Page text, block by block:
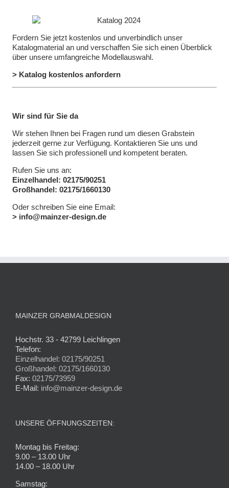
Fordern Sie jetzt kostenlos und unverbindlich unser
Katalogmaterial an und verschaffen Sie sich einen Überblick
über unsere umfangreiche Modellauswahl.
> Katalog kostenlos anfordern
Wir sind für Sie da
Wir stehen Ihnen bei Fragen rund um diesen Grabstein
jederzeit gerne zur Verfügung. Kontaktieren Sie uns und
lassen Sie sich professionell und kompetent beraten.
Rufen Sie uns an:
Einzelhandel: 02175/90251
Großhandel: 02175/1660130
Oder schreiben Sie eine Email:
> info@mainzer-design.de
MAINZER GRABMALDESIGN
Hochstr. 33 - 42799 Leichlingen
Telefon:
Einzelhandel: 02175/90251
Großhandel: 02175/1660130
Fax: 02175/73959
E-Mail: info@mainzer-design.de
UNSERE ÖFFNUNGSZEITEN:
Montag bis Freitag:
9.00 – 13.00 Uhr
14.00 – 18.00 Uhr
Samstag: